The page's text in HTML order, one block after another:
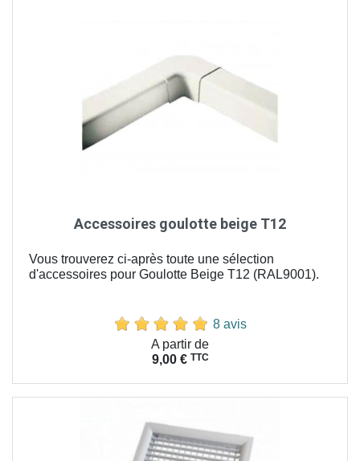
Accessoires goulotte beige T12
Vous trouverez ci-après toute une sélection
d'accessoires pour Goulotte Beige T12 (RAL9001).
8 avis
A partir de
9,00 € TTC